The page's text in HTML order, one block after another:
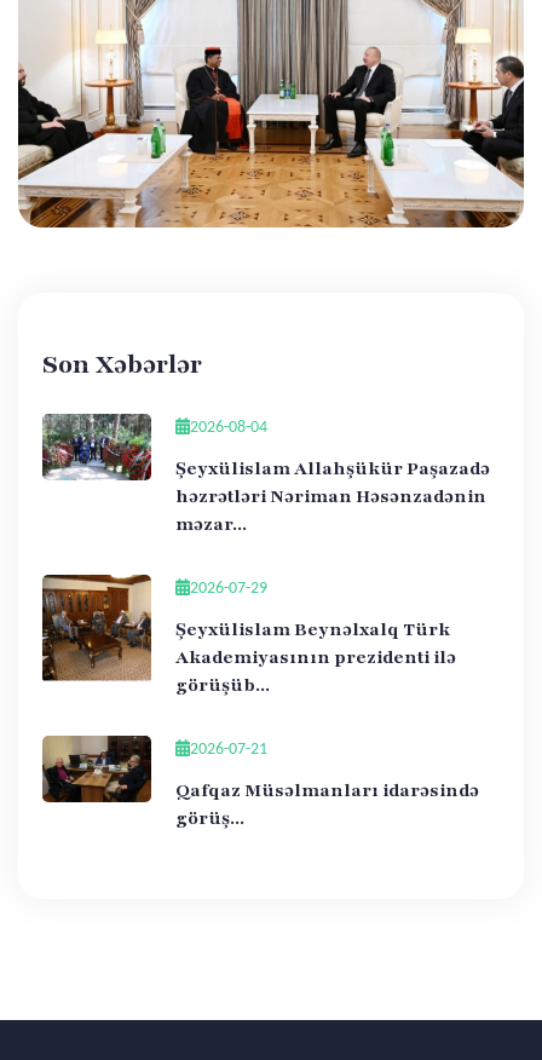
Son Xəbərlər
2026-08-04
Şeyxülislam Allahşükür Paşazadə
həzrətləri Nəriman Həsənzadənin
məzar...
2026-07-29
Şeyxülislam Beynəlxalq Türk
Akademiyasının prezidenti ilə
görüşüb...
2026-07-21
Qafqaz Müsəlmanları idarəsində
görüş...